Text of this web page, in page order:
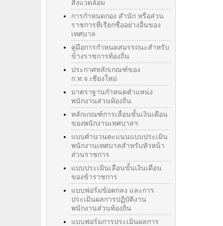
สิ่งแวดล้อม
การกำหนดกอง สำนัก หรือส่วน
ราชการที่เรียกชื่ออย่างอื่นของ
เทศบาล
คู่มือการกำหนดสมรรถนะสำหรับ
ข้างราชการท้องถิ่น
ประกาศหลักเกณฑ์ของ
ก.ท.จ.เชียงใหม่
มาตราฐานกำหนดตำแหน่ง
พนักงานส่วนท้องถิ่น
หลักเกณฑ์การเลื่อนขั้นเงินเดือน
ของพนักงานเทศบาลฯ
แบบคำนวนคะแนนแบบประเมิน
พนักงานเทศบาลสำหรับหัวหน้า
ส่วนราชการ
แบบประเมินเลื่อนขั้นเงินเดือน
ของข้าราชการ
แบบฟอร์มข้อตกลง และการ
ประเมินผลการปฏิบัติงาน
พนักงานส่วนท้องถิ่น
แบบฟอร์มการประเมินผลการ